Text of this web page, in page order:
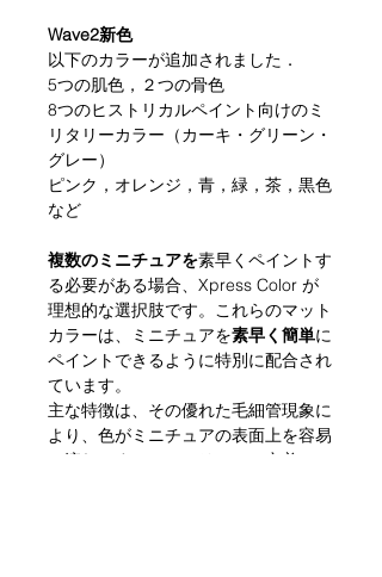
Wave2新色
以下のカラーが追加されました．
5つの肌色，２つの骨色
8つのヒストリカルペイント向けのミ
リタリーカラー（カーキ・グリーン・
グレー）
ピンク，オレンジ，青，緑，茶，黒色
など
複数のミニチュアを素早くペイントす
る必要がある場合、Xpress Color が
理想的な選択肢です。これらのマット
カラーは、ミニチュアを素早く簡単に
ペイントできるように特別に配合され
ています。
主な特徴は、その優れた毛細管現象に
より、色がミニチュアの表面上を容易
に流れ、すべてのレリーフに定着し、